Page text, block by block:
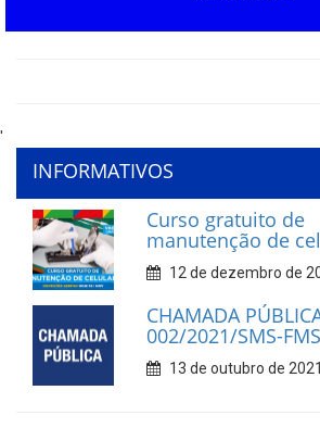
'
INFORMATIVOS
Curso gratuito de
manutenção de
12 de dezembro de
CHAMADA
002/2021/SMS-FMS
13 de outubro de 2021